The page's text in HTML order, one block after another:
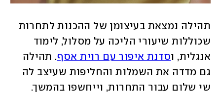
אנגלית, וסדנת איפור עם רוית אסף
שי שלום עבור התחרות, וייחשפו בהמשך.